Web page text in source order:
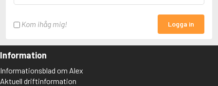
Kom ihåg mig! Logga in
Information
Informationsblad om Alex
Aktuell driftinformation